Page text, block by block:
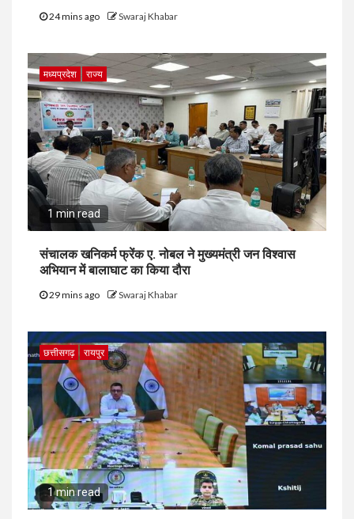
24 mins ago Swaraj Khabar
मध्यप्रदेश राज्य
1 min read
संचालक खनिकर्म फ्रेंक ए. नोबल ने मुख्यमंत्री जन विश्वास
अभियान में बालाघाट का किया दौरा
29 mins ago Swaraj Khabar
छत्तीसगढ़ रायपुर
1 min read